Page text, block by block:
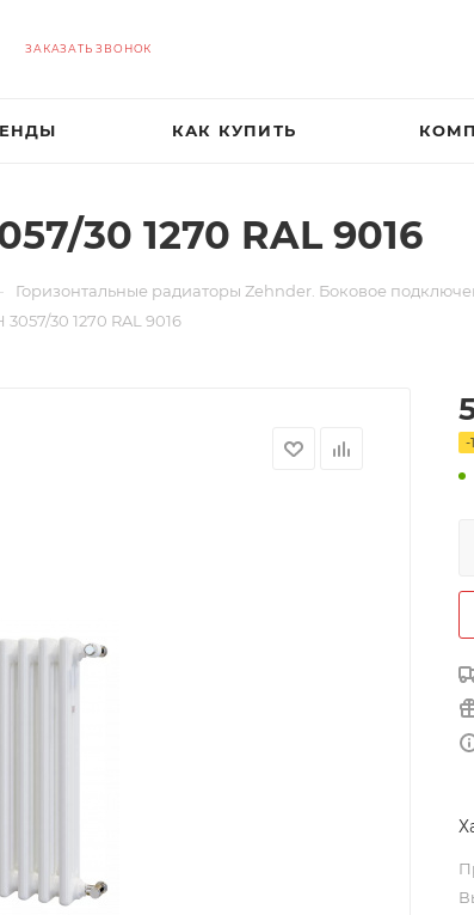
ЗАКАЗАТЬ ЗВОНОК
КАК КУПИТЬ
30 1270 RAL 9016
Горизонтальные радиаторы Zehnder. Боковое
30 1270 RAL 9016
-